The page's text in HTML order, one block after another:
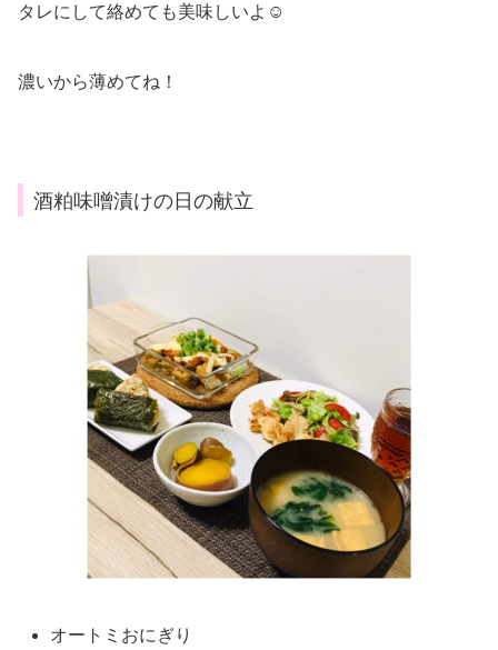
タレにして絡めても美味しいよ☺︎
濃いから薄めてね！
酒粕味噌漬けの日の献立
オートミおにぎり